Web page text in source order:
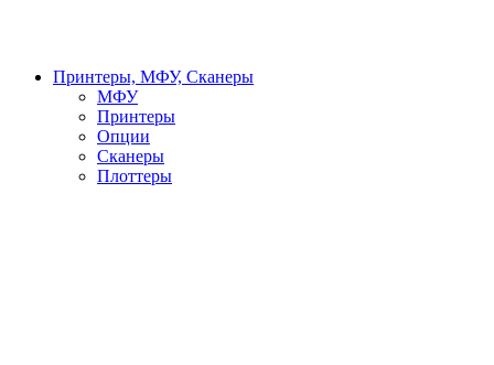
Принтеры, МФУ, Сканеры
МФУ
Принтеры
Опции
Сканеры
Плоттеры